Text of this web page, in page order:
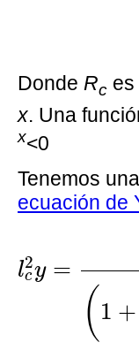
Donde Rc es
x. Una
x<0
Tenemos
ecuación de
l2
cy =
( 1 +